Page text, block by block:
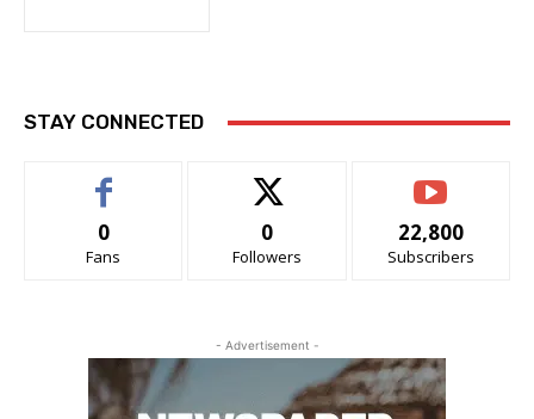
STAY CONNECTED
0
Fans
0
Followers
22,800
Subscribers
- Advertisement -